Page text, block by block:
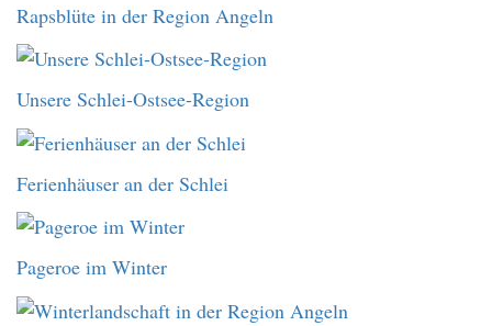
Rapsblüte in der Region Angeln
Unsere Schlei-Ostsee-Region
Ferienhäuser an der Schlei
Pageroe im Winter